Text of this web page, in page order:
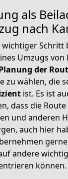
als
nach
wichtiger Schritt
Umzugs von
der
zu wählen, die
ist. Es ist
dass die
und anderen
auch hier
andere
können.